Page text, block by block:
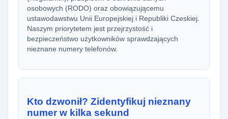
osobowych (RODO) oraz obowiązującemu
ustawodawstwu Unii Europejskiej i Republiki Czeskiej.
Naszym priorytetem jest przejrzystość i
bezpieczeństwo użytkowników sprawdzających
nieznane numery telefonów.
Kto dzwonił? Zidentyfikuj nieznany
numer w kilka sekund